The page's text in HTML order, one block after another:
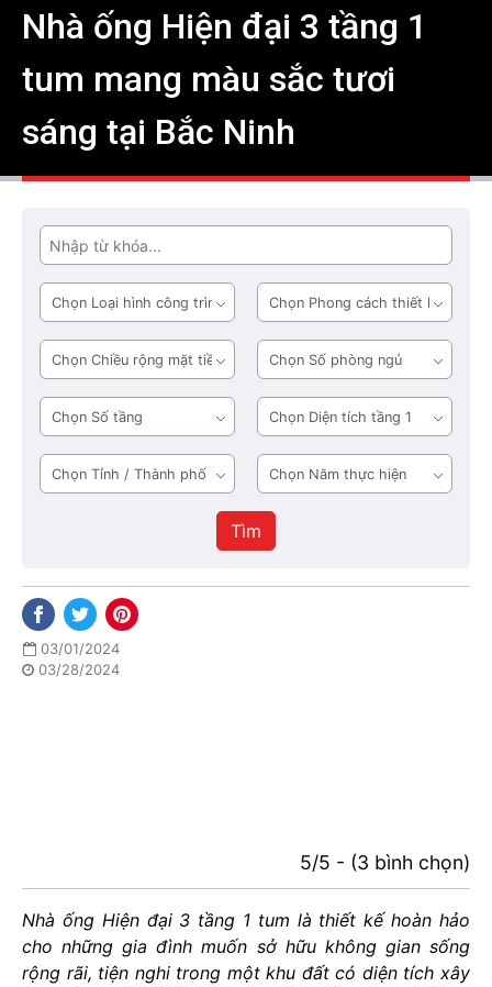
Nhà ống Hiện đại 3 tầng 1
tum mang màu sắc tươi
sáng tại Bắc Ninh
Tìm
Loại
hình
công
trình
Phong
cách
thiết
kế
Chiều
rộng
mặt
tiền
Số
phòng
ngủ
Số
tầng
Diện
tích
tầng
1
Tỉnh
/
Năm
thực
hiện
Tìm
03/01/2024
03/28/2024
5/5 - (3 bình chọn)
Nhà ống Hiện đại 3 tầng 1 tum là thiết kế hoàn hảo
cho những gia đình muốn sở hữu không gian sống
rộng rãi, tiện nghi trong một khu đất có diện tích xây